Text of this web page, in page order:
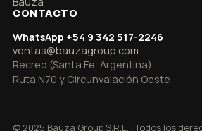
CONTACTO
WhatsApp +54 9 342 517-2246
ventas@bauzagroup.com
Recreo (Santa Fe, Argentina)
Ruta N70 y Circunvalación Oeste
© 2025 Bauza Group S.R.L. · Todos los